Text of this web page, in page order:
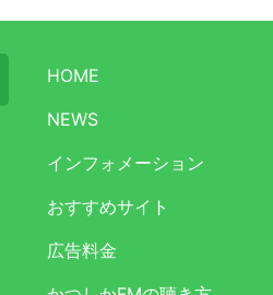
HOME
NEWS
インフォメーション
おすすめサイト
広告料金